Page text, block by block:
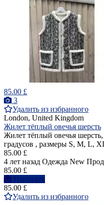
85.00 £
3
Удалить из избранного
London, United Kingdom
Жилет тёплый овечья шерсть
Жилет тёплый овечья
градусов , размеры S, M, L,
85.00 £
4 лет назад Одежда New
85.00 £
Написать
85.00 £
Удалить из избранного